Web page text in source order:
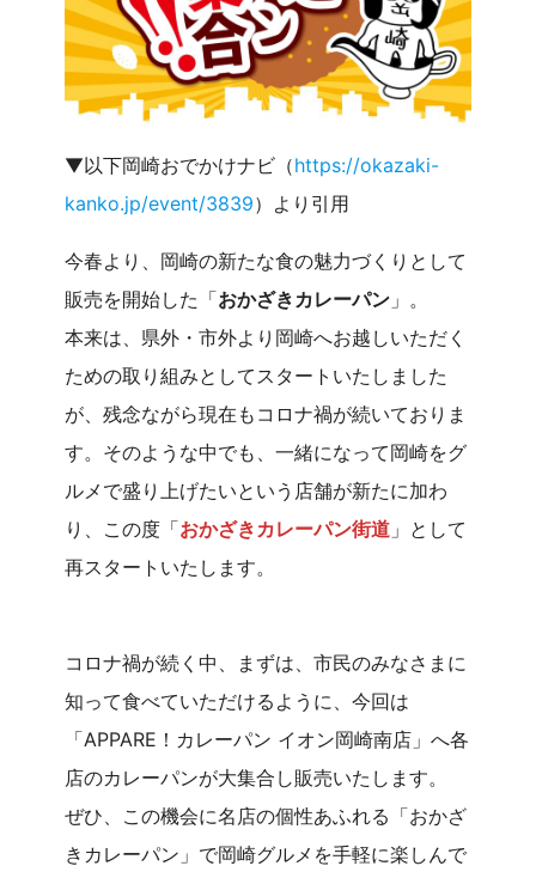
▼以下岡崎おでかけナビ（https://okazaki-
kanko.jp/event/3839）より引用
今春より、岡崎の新たな食の魅力づくりとして
販売を開始した「おかざきカレーパン 」。
本来は、県外・市外より岡崎へお越しいただく
ための取り組みとしてスタートいたしました
が、残念ながら現在もコロナ禍が続いておりま
す。そのような中でも、一緒になって岡崎をグ
ルメで盛り上げたいという店舗が新たに加わ
り、この度「おかざきカレーパン街道 」として
再スタートいたします。
コロナ禍が続く中、まずは、市民のみなさまに
知って食べていただけるように、今回は
「APPARE！カレーパン イオン岡崎南店」へ各
店のカレーパンが大集合し販売いたします。
ぜひ、この機会に名店の個性あふれる「おかざ
きカレーパン」で岡崎グルメを手軽に楽しんで